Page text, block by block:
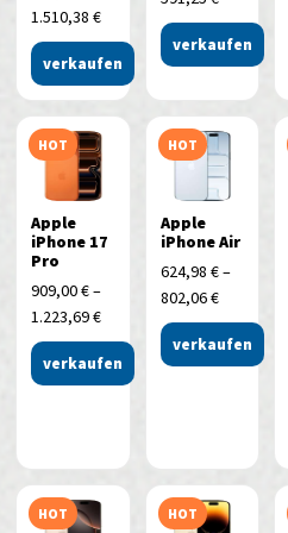
1.510,38€
verkaufen
verkaufen
HOT
Apple
iPhone 17
Pro
909,00€–
1.223,69€
verkaufen
HOT
Apple
iPhone Air
624,98 €–
802,06€
verkaufen
HOT HOT